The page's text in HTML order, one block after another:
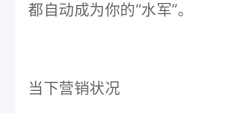
都自动成为你的“水军”。
当下营销状况